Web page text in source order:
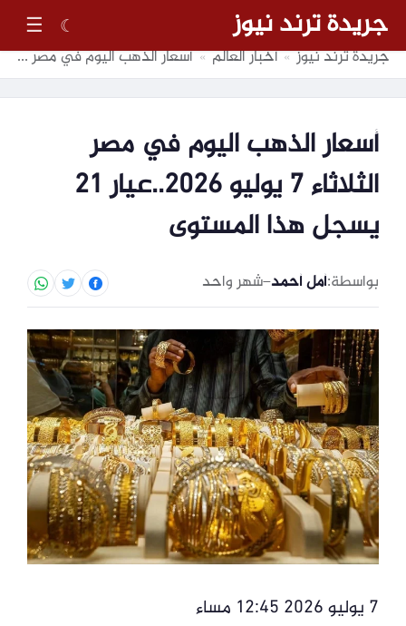
جريدة ترند نيوز ☾
☰
جريدة ترند نيوز » أخبار العالم » أسعار الذهب اليوم في مصر الثلاثاء 7 يوليو 2026..عيار 21 يسجل هذا المستوى
أسعار الذهب اليوم في مصر
الثلاثاء 7 يوليو 2026..عيار 21
يسجل هذا المستوى
بواسطة:أمل أحمد–شهر واحد
7 يوليو 2026 12:45 مساء